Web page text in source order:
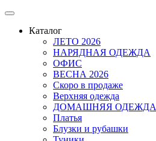
Каталог
ЛЕТО 2026
НАРЯДНАЯ ОДЕЖДА
ОФИС
ВЕСНА 2026
Скоро в продаже
Верхняя одежда
ДОМАШНЯЯ ОДЕЖДА
Платья
Блузки и рубашки